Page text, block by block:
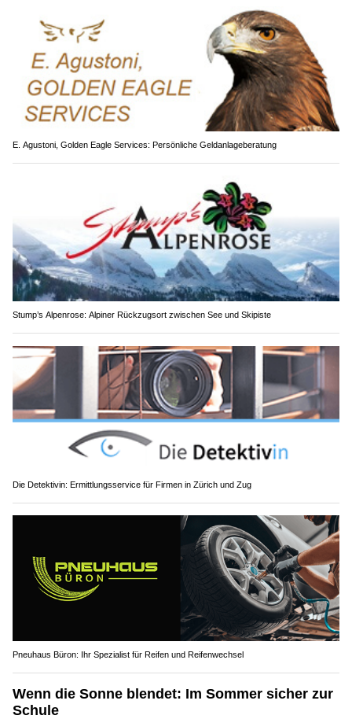
E. Agustoni, Golden Eagle Services: Persönliche Geldanlageberatung
Stump’s Alpenrose: Alpiner Rückzugsort zwischen See und Skipiste
Die Detektivin: Ermittlungsservice für Firmen in Zürich und Zug
Pneuhaus Büron: Ihr Spezialist für Reifen und Reifenwechsel
Wenn die Sonne blendet: Im Sommer sicher zur
Schule